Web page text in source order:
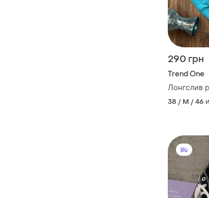
290 грн
Trend One
Лонгслив
38 / M / 46